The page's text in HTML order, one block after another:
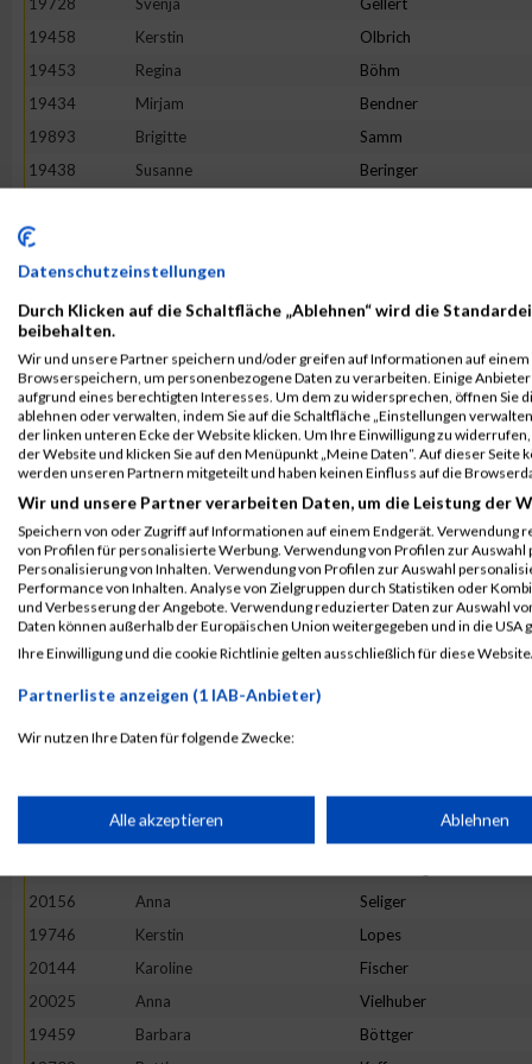
19458
Kerstin Olbrich
19453
Regina Böhm
19434
Mirjam Bendner
19893
Brigitte Samm
19438
Susanne Beringer
19414
19542
Elena
20015
Alexandra Bickert-Kalb
20007
19864
Melanie Reich
20009
Jana Timmermans
19796
Isabel Moroff
20034
Simone Wetzstein
19727
Denise Lehmann
20023
Eva Maria Vahsen
19461
Marlies Brauer
19665
Veronika Kirschner
19703
Katja Krieck
19715
Katrin
19536
Doris
19723
Lydia Ledl
Petra
20156
Anna Seliger
19746
Kerstin Lopes
20144
Karoline Fischer
20025
Anna Vielhuber
19459
Barbara Böttger
Datenschutzeinstellungen
Durch Klicken auf die Schaltfläche „Ablehnen“ wird die
beibehalten.
Wir und unsere Partner speichern und/oder greifen auf Informationen auf einem
Browserspeichern, um personenbezogene Daten zu verarbeiten. Einige
aufgrund eines berechtigten Interesses. Um dem zu widersprechen, öffnen Sie
ablehnen oder verwalten, indem Sie auf die Schaltfläche „Einstellungen
der linken unteren Ecke der Website klicken. Um Ihre Einwilligung zu
der Website und klicken Sie auf den Menüpunkt „Meine Daten“. Auf dieser
werden unseren Partnern mitgeteilt und haben keinen Einfluss auf die
Wir und unsere Partner verarbeiten Daten, um die Leistung der
Speichern von oder Zugriff auf Informationen auf einem Endgerät. Verwendung
von Profilen für personalisierte Werbung. Verwendung von Profilen zur
Personalisierung von Inhalten. Verwendung von Profilen zur Auswahl
Performance von Inhalten. Analyse von Zielgruppen durch Statistiken oder
und Verbesserung der Angebote. Verwendung reduzierter Daten zur Auswahl
Daten können außerhalb der Europäischen Union weitergegeben und in die USA
Ihre Einwilligung und die cookie Richtlinie gelten ausschließlich für diese
Partnerliste anzeigen (1 IAB-Anbieter)
Wir nutzen Ihre Daten für folgende Zwecke:
Speichern von oder Zugriff auf Informationen auf einem
Erstellung von Profilen für personalisierte Werbung
Verwendung von Profilen zur Auswahl personalisierter Werbung
Alle akzeptieren Ablehnen